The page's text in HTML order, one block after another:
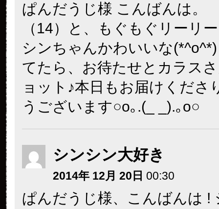
ぱんだうじ様 こんばんは。
（14）と、もぐもぐリーリ
シンちゃんかわいいな
てたら、お待たせとカラス
ョット♪本日もお届けくださ
うございます○o｡.(_ _).｡o○
シンシン大好き
2014年 12月 20日 00:30
ぱんだうじ様、こんばんは !